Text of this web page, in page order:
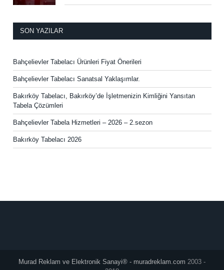
SON YAZILAR
Bahçelievler Tabelacı Ürünleri Fiyat Önerileri
Bahçelievler Tabelacı Sanatsal Yaklaşımlar.
Bakırköy Tabelacı, Bakırköy’de İşletmenizin Kimliğini Yansıtan
Tabela Çözümleri
Bahçelievler Tabela Hizmetleri – 2026 – 2.sezon
Bakırköy Tabelacı 2026
Murad Reklam ve Elektronik Sanayi® - muradreklam.com 2003 -